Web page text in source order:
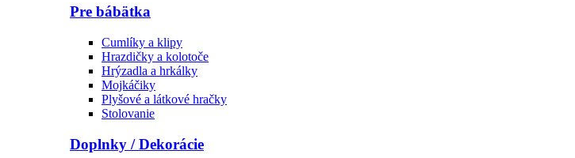
Pre bábätka
Cumlíky a klipy
Hrazdičky a kolotoče
Hrýzadla a hrkálky
Mojkáčiky
Plyšové a látkové hračky
Stolovanie
Doplnky / Dekorácie